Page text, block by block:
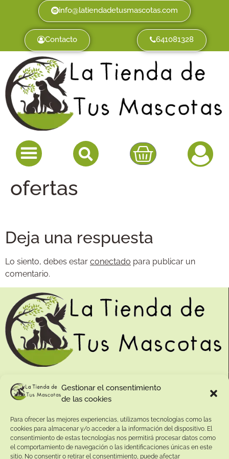
Gestionar el consentimiento
de las cookies
Para ofrecer las mejores experiencias, utilizamos tecnologías como las
cookies para almacenar y/o acceder a la información del dispositivo. El
consentimiento de estas tecnologías nos permitirá procesar datos como
el comportamiento de navegación o las identificaciones únicas en este
sitio. No consentir o retirar el consentimiento, puede afectar
info@latiendadetusmascotas.com
Contacto 641081328
ofertas
Deja una respuesta
Lo siento, debes estar conectado para publicar un
comentario.
Contacto:
Dirección:
Calle Pepe Jiménez 19, Rute, 14950 Códoba. España
Teléfono:
+34641081328
Email: